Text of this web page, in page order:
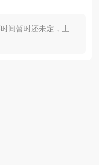
间暂时还未定，上